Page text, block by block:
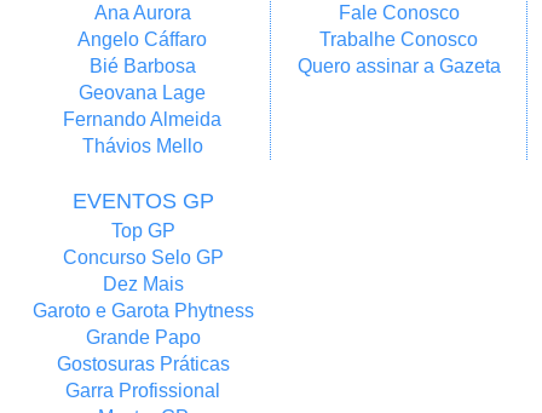
Ana Aurora
Angelo Cáffaro
Bié Barbosa
Geovana Lage
Fernando Almeida
Thávios Mello
Fale Conosco
Trabalhe Conosco
Quero assinar a Gazeta
EVENTOS GP
Top GP
Concurso Selo GP
Dez Mais
Garoto e Garota Phytness
Grande Papo
Gostosuras Práticas
Garra Profissional